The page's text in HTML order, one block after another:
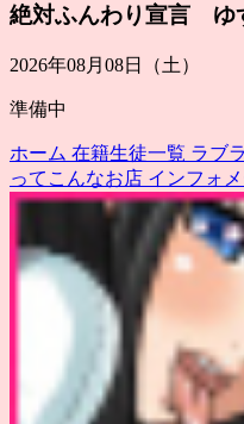
絶対ふんわり宣言 ゆ
2026年08月08日（土）
準備中
ホーム 在籍生徒一覧 ラブ
ってこんなお店 インフォ